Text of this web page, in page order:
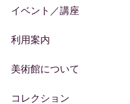
イベント／講座
利用案内
美術館について
コレクション